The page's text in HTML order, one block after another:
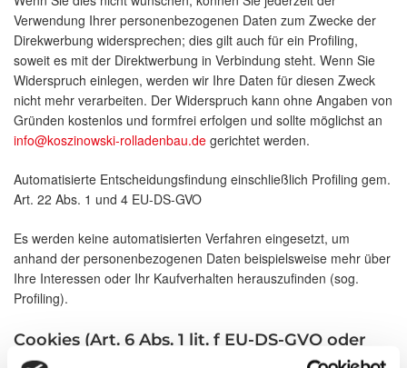
Verwendung Ihrer personenbezogenen Daten zum Zwecke der
Direkwerbung widersprechen; dies gilt auch für ein Profiling,
soweit es mit der Direktwerbung in Verbindung steht. Wenn Sie
Widerspruch einlegen, werden wir Ihre Daten für diesen Zweck
nicht mehr verarbeiten. Der Widerspruch kann ohne Angaben von
Gründen kostenlos und formfrei erfolgen und sollte möglichst an
info@koszinowski-rolladenbau.de gerichtet werden.
Automatisierte Entscheidungsfindung einschließlich Profiling gem.
Art. 22 Abs. 1 und 4 EU-DS-GVO
Es werden keine automatisierten Verfahren eingesetzt, um
anhand der personenbezogenen Daten beispielsweise mehr über
Ihre Interessen oder Ihr Kaufverhalten herauszufinden (sog.
Profiling).
Cookies (Art. 6 Abs. 1 lit. f EU-DS-GVO oder
Art. 6 Abs. 1 lit a EU-DS-GVO bei Einwilligung)